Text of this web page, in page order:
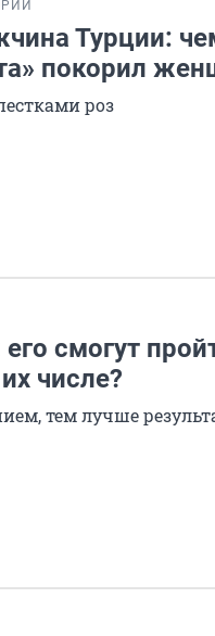
Турции:
покорил
роз
смогут
числе?
тем лучше